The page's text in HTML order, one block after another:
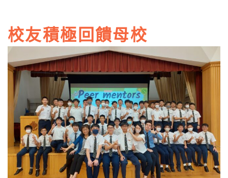
校友積極回饋母校